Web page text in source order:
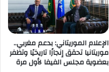
الإعلام الموريتاني: بدعم مغربي..
موريتانيا تحقق إنجازًا تاريخيًا وتظفر
بعضوية مجلس الفيفا لأول مرة